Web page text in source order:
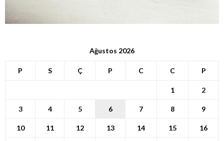
Ağustos 2026
P S Ç P C C P
1 2
3 4 5 6 7 8 9
10 11 12 13 14 15 16